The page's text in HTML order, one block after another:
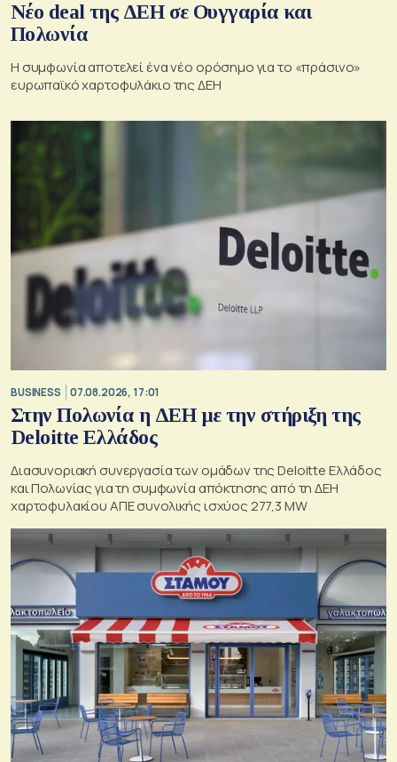
Νέο deal της ΔΕΗ σε Ουγγαρία και
Πολωνία
Η συμφωνία αποτελεί ένα νέο ορόσημο για το «πράσινο»
ευρωπαϊκό χαρτοφυλάκιο της ΔΕΗ
BUSINESS 07.08.2026, 17:01
Στην Πολωνία η ΔΕΗ με την στήριξη της
Deloitte Ελλάδος
Διασυνοριακή συνεργασία των ομάδων της Deloitte Ελλάδος
και Πολωνίας για τη συμφωνία απόκτησης από τη ΔΕΗ
χαρτοφυλακίου ΑΠΕ συνολικής ισχύος 277,3 MW